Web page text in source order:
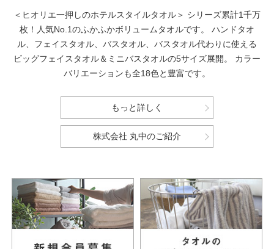
＜ヒオリエ一押しのホテルスタイルタオル＞ シリーズ累計1千万
枚！人気No.1のふかふかボリュームタオルです。
ハンドタオ
ル、フェイスタオル、バスタオル、バスタオル代わりに使える
ビッグフェイスタオル＆ミニバスタオルの5サイズ展開。
カラー
バリエーションも全18色と豊富です。
もっと詳しく
株式会社 丸中のご紹介